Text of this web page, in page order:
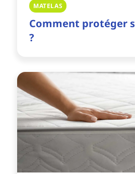
MATELAS
Comment protéger
?